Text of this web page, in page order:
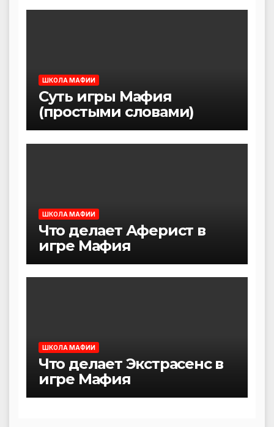
ШКОЛА МАФИИ
Суть игры Мафия
(простыми словами)
ШКОЛА МАФИИ
Что делает Аферист в
игре Мафия
ШКОЛА МАФИИ
Что делает Экстрасенс в
игре Мафия